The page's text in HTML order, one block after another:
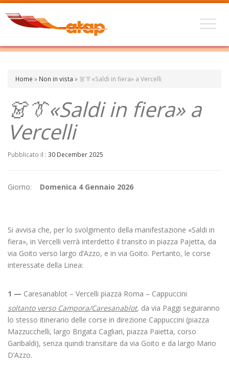
Home » Non in vista » 👗👔«Saldi in fiera» a Vercelli
👗👔«Saldi in fiera» a
Vercelli
Pubblicato il : 30 December 2025
Giorno: Domenica 4 Gennaio 2026
Si avvisa che, per lo svolgimento della manifestazione «Saldi in
fiera», in Vercelli verrà interdetto il transito in piazza Pajetta, da
via Goito verso largo d’Azzo, e in via Goito. Pertanto, le corse
interessate della Linea:
1 — Caresanablot – Vercelli piazza Roma – Cappuccini
soltanto verso Campora/Caresanablot, da via Paggi seguiranno
lo stesso itinerario delle corse in direzione Cappuccini (piazza
Mazzucchelli, largo Brigata Cagliari, piazza Paietta, corso
Garibaldi), senza quindi transitare da via Goito e da largo Mario
D’Azzo.